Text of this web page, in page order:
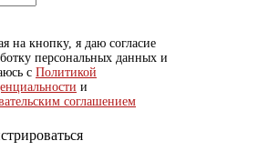
на кнопку, я даю согласие
персональных данных и
с Политикой
и
соглашением